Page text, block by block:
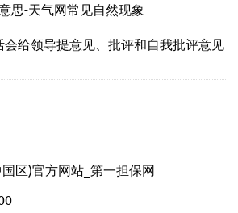
思-天气网常见自然现象
会给领导提意见、批评和自我批评意见
国区)官方网站_第一担保网